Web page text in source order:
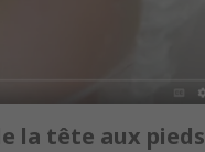
la tête aux pieds